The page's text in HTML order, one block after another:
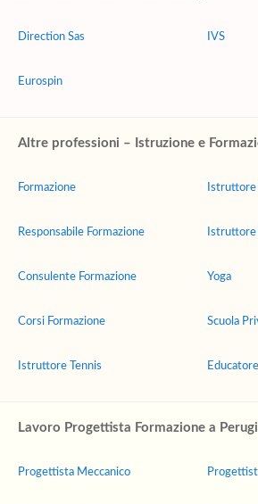
Direction Sas
Eurospin
IVS
Altre professioni – Istruzione e
Formazione
Responsabile Formazione
Consulente Formazione
Corsi Formazione
Istruttore Tennis
Istruttore
Yoga
Scuola
Educatore
Lavoro Progettista Formazione a
Progettista Meccanico